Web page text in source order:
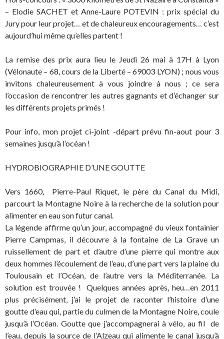
– Elodie SACHET et Anne-Laure POTEVIN : prix spécial du
Jury pour leur projet… et de chaleureux encouragements… c’est
aujourd’hui même qu’elles partent !
La remise des prix aura lieu le Jeudi 26 mai à 17H à Lyon
(Vélonaute – 68, cours de la Liberté – 69003 LYON) ; nous vous
invitons chaleureusement à vous joindre à nous ; ce sera
l’occasion de rencontrer les autres gagnants et d’échanger sur
les différents projets primés !
Pour info, mon projet ci-joint -départ prévu fin-aout pour 3
semaines jusqu’à l’océan !
HYDROBIOGRAPHIE D’UNE GOUTTE
Vers 1660, Pierre-Paul Riquet, le père du Canal du Midi,
parcourt la Montagne Noire à la recherche de la solution pour
alimenter en eau son futur canal.
La légende affirme qu’un jour, accompagné du vieux fontainier
Pierre Campmas, il découvre à la fontaine de La Grave un
ruissellement de part et d’autre d’une pierre qui montre aux
deux hommes l’écoulement de l’eau, d’une part vers la plaine du
Toulousain et l’Océan, de l’autre vers la Méditerranée. La
solution est trouvée ! Quelques années après, heu…en 2011
plus précisément, j’ai le projet de raconter l’histoire d’une
goutte d’eau qui, partie du culmen de la Montagne Noire, coule
jusqu’à l’Océan. Goutte que j’accompagnerai à vélo, au fil de
l’eau, depuis la source de l’Alzeau qui alimente le canal jusqu’à